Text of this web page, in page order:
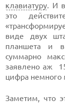
клавиатуру. И
это
виде двух
планшета и
суммарно
заявлено аж
цифра немного
Заметим, что